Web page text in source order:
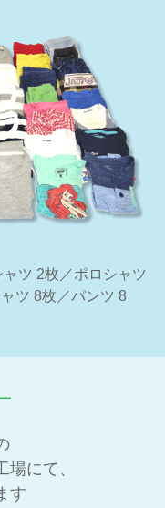
ツ 2枚／ポロシャツ
ツ 8枚／パンツ 8
にて、
す